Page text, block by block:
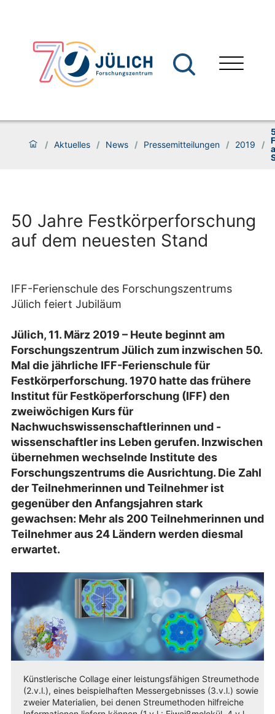
/ Aktuelles / News / Pressemitteilungen / 2019 /
50 Jahre Festkörperforschung
auf dem neuesten Stand
IFF-Ferienschule des Forschungszentrums
Jülich feiert Jubiläum
Jülich, 11. März 2019 – Heute beginnt am
Forschungszentrum Jülich zum inzwischen 50.
Mal die jährliche IFF-Ferienschule für
Festkörperforschung. 1970 hatte das frühere
Institut für Festköperforschung (IFF) den
zweiwöchigen Kurs für
Nachwuchswissenschaftlerinnen und -
wissenschaftler ins Leben gerufen. Inzwischen
übernehmen wechselnde Institute des
Forschungszentrums die Ausrichtung. Die Zahl
der Teilnehmerinnen und Teilnehmer ist
gegenüber den Anfangsjahren stark
gewachsen: Mehr als 200 Teilnehmerinnen und
Teilnehmer aus 24 Ländern werden diesmal
erwartet.
Künstlerische Collage einer leistungsfähigen Streumethode
(2.v.l.), eines beispielhaften Messergebnisses (3.v.l.) sowie
zweier Materialien, bei denen Streumethoden hilfreiche